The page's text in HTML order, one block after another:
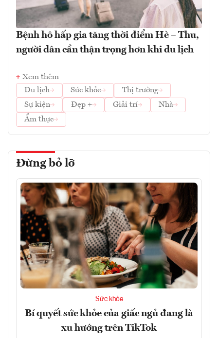
Bệnh hô hấp gia tăng thời điểm Hè – Thu,
người dân cần thận trọng hơn khi du lịch
Xem thêm
Du lịch
Sức khỏe
Thị trường
Sự kiện
Đẹp + Giải trí
Nhà
Ẩm thực
Đừng bỏ lỡ
Sức khỏe
Bí quyết sức khỏe của giấc ngủ đang là
xu hướng trên TikTok